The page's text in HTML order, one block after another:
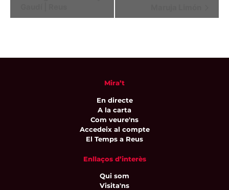
Mira’t
En directe
A la carta
Com veure'ns
Accedeix al compte
El Temps a Reus
Enllaços d’interès
Qui som
Visita'ns